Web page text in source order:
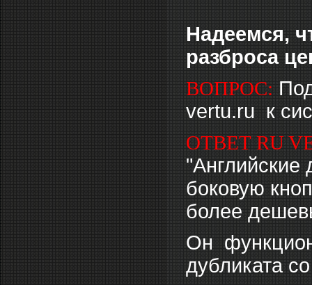
Надеемся,
разброса
ВОПРОС:
vertu.ru к
ОТВЕТ RU
"Английские
боковую
более
Он
дубликата